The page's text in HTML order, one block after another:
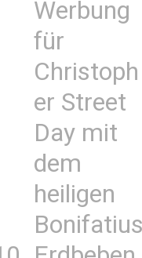
Werbung
für
Christoph
er Street
Day mit
dem
heiligen
Bonifatius